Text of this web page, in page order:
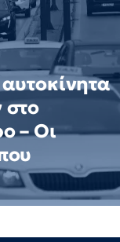
στο
– Οι